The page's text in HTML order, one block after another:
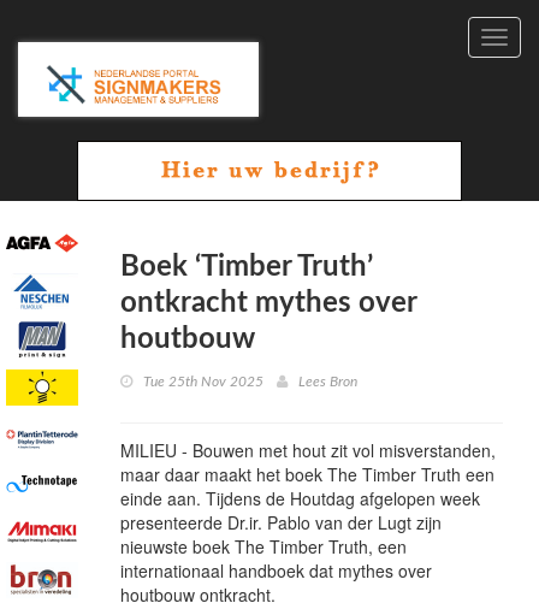
Boek ‘Timber Truth’
ontkracht mythes over
houtbouw
Tue 25th Nov 2025 Lees Bron
MILIEU - Bouwen met hout zit vol misverstanden,
maar daar maakt het boek The Timber Truth een
einde aan. Tijdens de Houtdag afgelopen week
presenteerde Dr.ir. Pablo van der Lugt zijn
nieuwste boek The Timber Truth, een
internationaal handboek dat mythes over
houtbouw ontkracht.